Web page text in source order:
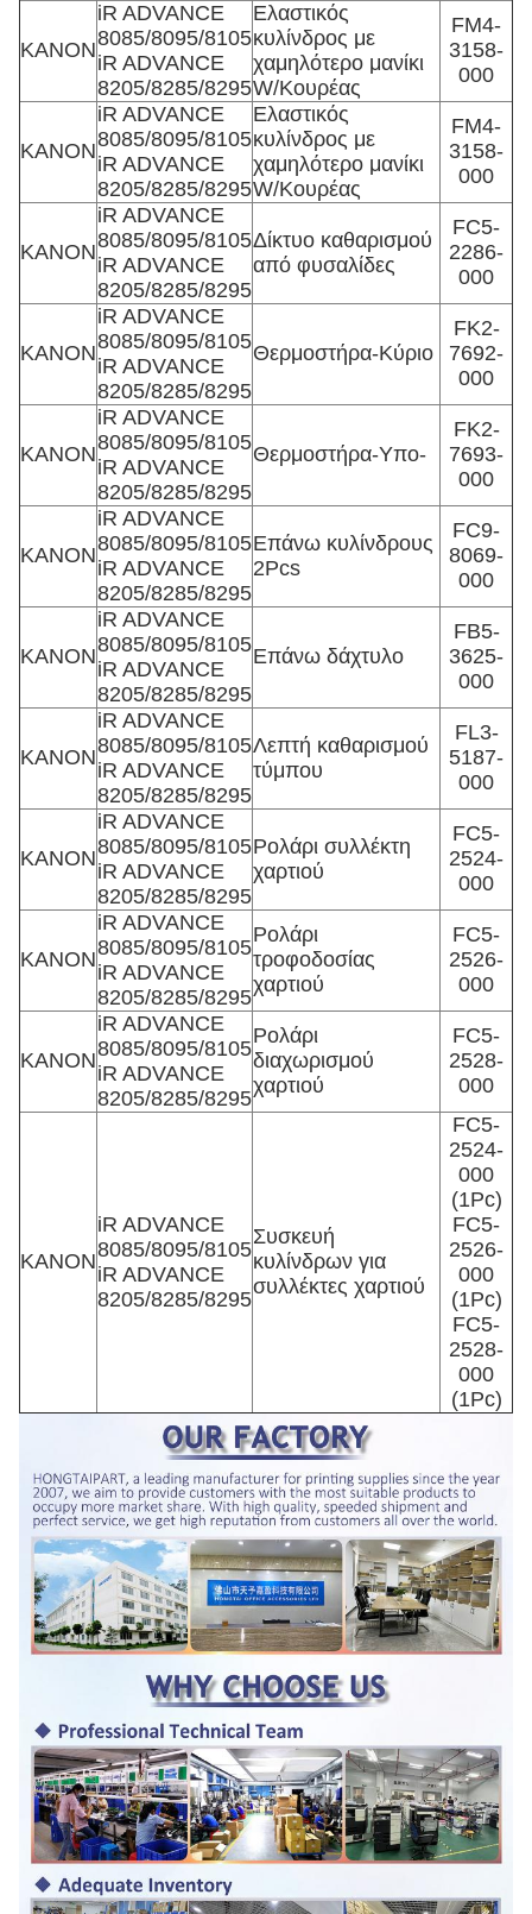
ΚΑΝΟΝ
iR ADVANCE
8085/8095/8105
iR ADVANCE
8205/8285/8295
Ελαστικός
κυλίνδρος με
χαμηλότερο μανίκι
W/Κουρέας
FM4-
3158-
000
ΚΑΝΟΝ
iR ADVANCE
8085/8095/8105
iR ADVANCE
8205/8285/8295
Ελαστικός
κυλίνδρος με
χαμηλότερο μανίκι
W/Κουρέας
FM4-
3158-
000
ΚΑΝΟΝ
iR ADVANCE
8085/8095/8105
iR ADVANCE
8205/8285/8295
Δίκτυο καθαρισμού
από φυσαλίδες
FC5-
2286-
000
ΚΑΝΟΝ
iR ADVANCE
8085/8095/8105
iR ADVANCE
8205/8285/8295
Θερμοστήρα-Κύριο
FK2-
7692-
000
ΚΑΝΟΝ
iR ADVANCE
8085/8095/8105
iR ADVANCE
8205/8285/8295
Θερμοστήρα-Υπο-
FK2-
7693-
000
ΚΑΝΟΝ
iR ADVANCE
8085/8095/8105
iR ADVANCE
8205/8285/8295
Επάνω κυλίνδρους
2Pcs
FC9-
8069-
000
ΚΑΝΟΝ
iR ADVANCE
8085/8095/8105
iR ADVANCE
8205/8285/8295
Επάνω δάχτυλο
FB5-
3625-
000
ΚΑΝΟΝ
iR ADVANCE
8085/8095/8105
iR ADVANCE
8205/8285/8295
Λεπτή καθαρισμού
τύμπου
FL3-
5187-
000
ΚΑΝΟΝ
iR ADVANCE
8085/8095/8105
iR ADVANCE
8205/8285/8295
Ρολάρι συλλέκτη
χαρτιού
FC5-
2524-
000
ΚΑΝΟΝ
iR ADVANCE
8085/8095/8105
iR ADVANCE
8205/8285/8295
Ρολάρι
τροφοδοσίας
χαρτιού
FC5-
2526-
000
ΚΑΝΟΝ
iR ADVANCE
8085/8095/8105
iR ADVANCE
8205/8285/8295
Ρολάρι
διαχωρισμού
χαρτιού
FC5-
2528-
000
ΚΑΝΟΝ
iR ADVANCE
8085/8095/8105
iR ADVANCE
8205/8285/8295
Συσκευή
κυλίνδρων για
συλλέκτες χαρτιού
FC5-
2524-
000
(1Pc)
FC5-
2526-
000
(1Pc)
FC5-
2528-
000
(1Pc)